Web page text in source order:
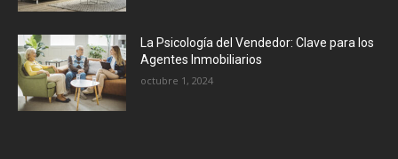
La Psicología del Vendedor: Clave para los
Agentes Inmobiliarios
octubre 1, 2024